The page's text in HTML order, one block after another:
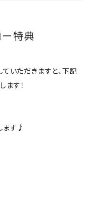
ー特典
いただきますと、下記
ます！
ます♪